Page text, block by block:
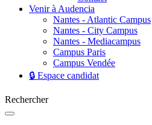
Venir à Audencia
Nantes - Atlantic Campus
Nantes - City Campus
Nantes - Mediacampus
Campus Paris
Campus Vendée
🔒 Espace candidat
Rechercher